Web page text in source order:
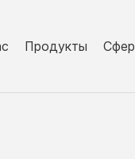
Продукты